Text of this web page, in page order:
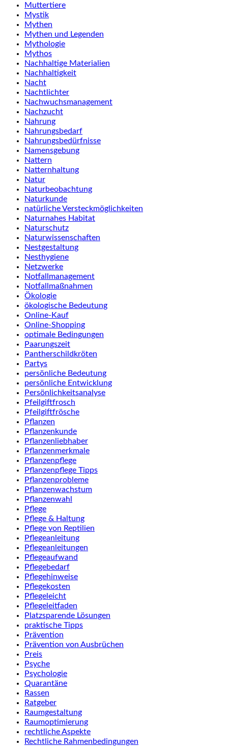
Muttertiere
Mystik
Mythen
Mythen und Legenden
Mythologie
Mythos
Nachhaltige Materialien
Nachhaltigkeit
Nacht
Nachtlichter
Nachwuchsmanagement
Nachzucht
Nahrung
Nahrungsbedarf
Nahrungsbedürfnisse
Namensgebung
Nattern
Natternhaltung
Natur
Naturbeobachtung
Naturkunde
natürliche Versteckmöglichkeiten
Naturnahes Habitat
Naturschutz
Naturwissenschaften
Nestgestaltung
Nesthygiene
Netzwerke
Notfallmanagement
Notfallmaßnahmen
Ökologie
ökologische Bedeutung
Online-Kauf
Online-Shopping
optimale Bedingungen
Paarungszeit
Pantherschildkröten
Partys
persönliche Bedeutung
persönliche Entwicklung
Persönlichkeitsanalyse
Pfeilgiftfrosch
Pfeilgiftfrösche
Pflanzen
Pflanzenkunde
Pflanzenliebhaber
Pflanzenmerkmale
Pflanzenpflege
Pflanzenpflege Tipps
Pflanzenprobleme
Pflanzenwachstum
Pflanzenwahl
Pflege
Pflege & Haltung
Pflege von Reptilien
Pflegeanleitung
Pflegeanleitungen
Pflegeaufwand
Pflegebedarf
Pflegehinweise
Pflegekosten
Pflegeleicht
Pflegeleitfaden
Platzsparende Lösungen
praktische Tipps
Prävention
Prävention von Ausbrüchen
Preis
Psyche
Psychologie
Quarantäne
Rassen
Ratgeber
Raumgestaltung
Raumoptimierung
rechtliche Aspekte
Rechtliche Rahmenbedingungen